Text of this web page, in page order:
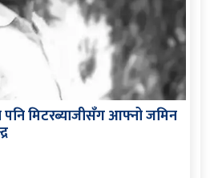
मिटरब्याजीसँग आफ्नो जमिन